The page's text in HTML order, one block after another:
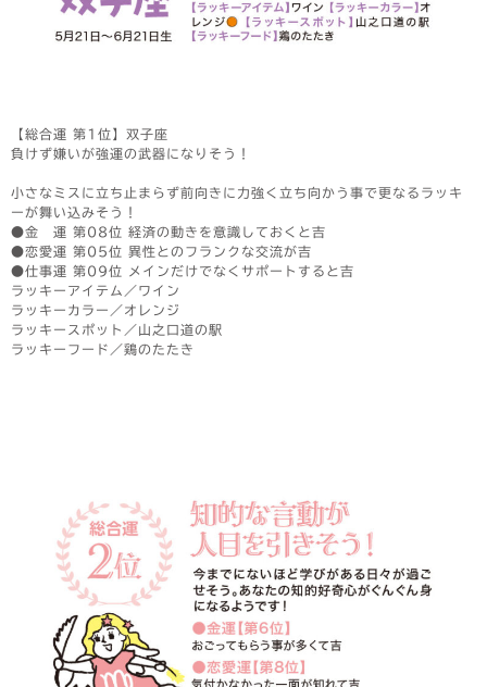
【総合運 第1位】双子座
負けず嫌いが強運の武器になりそう！
小さなミスに立ち止まらず前向きに力強く立ち向かう事で更なるラッキ
ーが舞い込みそう！
●金 運 第08位 経済の動きを意識しておくと吉
●恋愛運 第05位 異性とのフランクな交流が吉
●仕事運 第09位 メインだけでなくサポートすると吉
ラッキーアイテム／ワイン
ラッキーカラー／オレンジ
ラッキースポット／山之口道の駅
ラッキーフード／鶏のたたき